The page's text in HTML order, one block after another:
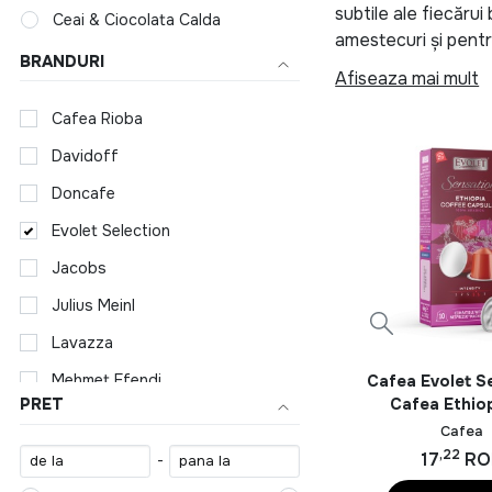
Ceai & Ciocolata Calda
BRANDURI
Cafea Rioba
Davidoff
Doncafe
Evolet Selection
Jacobs
Julius Meinl
Lavazza
Mehmet Efendi
Nescafe Dolce Gusto
PRET
-
subtile ale fiecărui
amestecuri și
are ceva pentru
Dacă preferi
arome și profiluri
Pentru iubitorii
atenția lor la
artă în materie de
magazin online
și alege
pentru a-ți
Așa că, indiferent
Afiseaza mai mult
Cafea Evolet
Cafea
Capsule x
Cafea
17,22